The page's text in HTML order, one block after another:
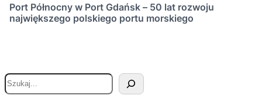
Port Północny w Port Gdańsk – 50 lat rozwoju
największego polskiego portu morskiego
S
z